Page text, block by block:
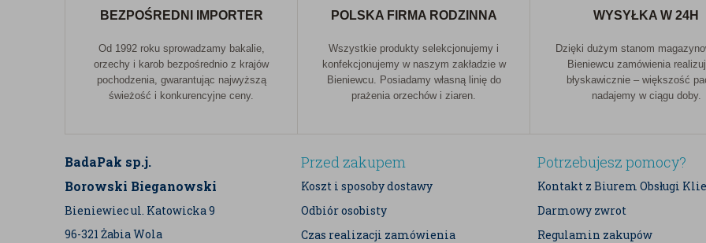
BEZPOŚREDNI IMPORTER
Od 1992 roku sprowadzamy bakalie,
orzechy i karob bezpośrednio z krajów
pochodzenia, gwarantując najwyższą
świeżość i konkurencyjne ceny.
POLSKA FIRMA RODZINNA
Wszystkie produkty selekcjonujemy i
konfekcjonujemy w naszym zakładzie w
Bieniewcu. Posiadamy własną linię do
prażenia orzechów i ziaren.
WYSYŁKA W 24H
Dzięki dużym stanom
Bieniewcu zamówienia
błyskawicznie – większość
nadajemy w ciągu doby.
BadaPak sp.j.
Borowski Bieganowski
Bieniewiec ul. Katowicka 9
96-321 Żabia Wola
Przed zakupem
Koszt i sposoby dostawy
Odbiór osobisty
Czas realizacji zamówienia
Potrzebujesz pomocy?
Kontakt z Biurem Obsługi
Darmowy zwrot
Regulamin zakupów